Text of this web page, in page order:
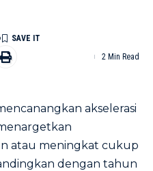
2 Min Read
akselerasi
atau meningkat cukup
dengan tahun